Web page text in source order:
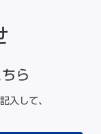
ら
入して、